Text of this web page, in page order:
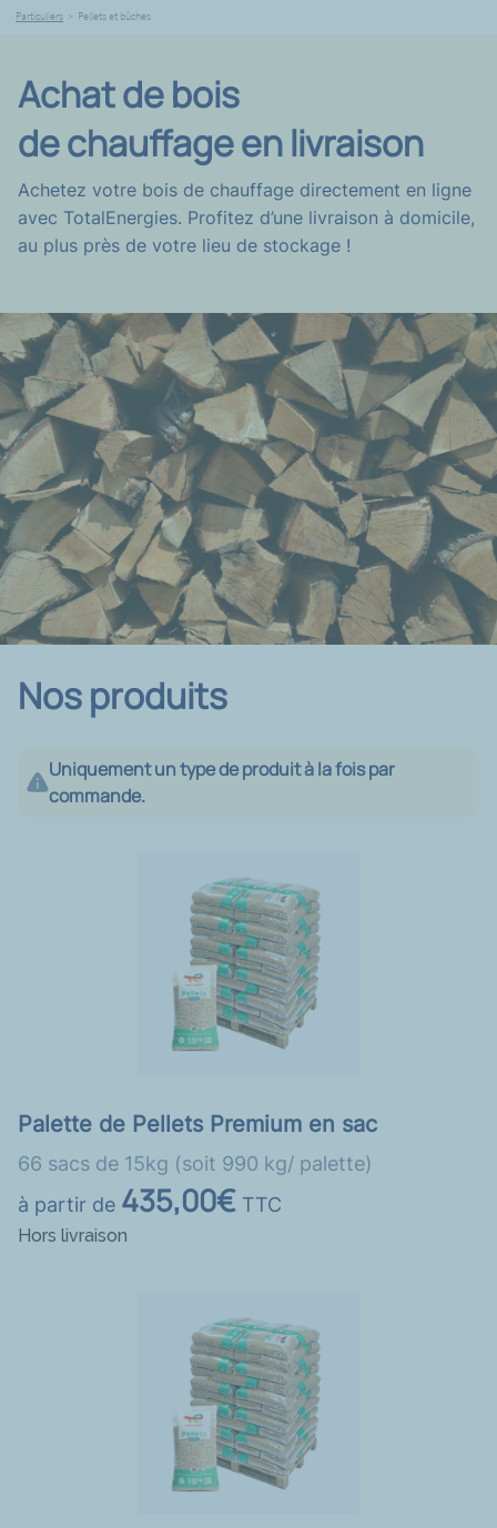
Particuliers > Pellets et bûches
Achat de bois
de chauffage en livraison
Achetez votre bois de chauffage directement en ligne
avec TotalEnergies. Profitez d’une livraison à domicile,
au plus près de votre lieu de stockage !
Nos produits
Uniquement un type de produit à la fois par
commande.
Palette de Pellets Premium en sac
66 sacs de 15kg (soit 990 kg/ palette)
à partir de 435,00€ TTC
Hors livraison